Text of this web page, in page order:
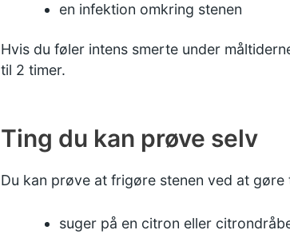
en infektion omkring stenen
Hvis du føler intens smerte under
til 2 timer.
Ting du kan prøve selv
Du kan prøve at frigøre stenen ved at
suger på en citron eller